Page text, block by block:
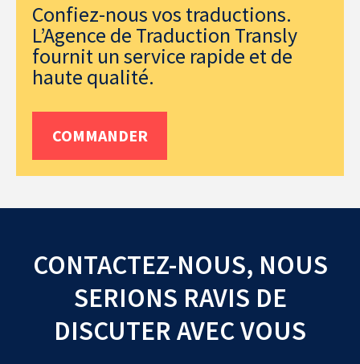
Confiez-nous vos traductions.
L’Agence de Traduction Transly
fournit un service rapide et de
haute qualité.
COMMANDER
CONTACTEZ-NOUS, NOUS
SERIONS RAVIS DE
DISCUTER AVEC VOUS